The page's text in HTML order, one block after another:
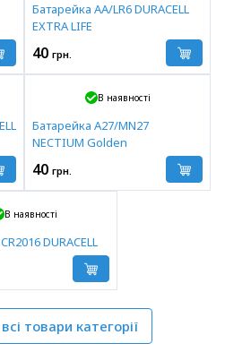
Батарейка AA/LR6 DURACELL
EXTRA LIFE
40 грн.
В наявності
Батарейка A27/MN27
NECTIUM Golden
40 грн.
В наявності
DURACELL
товари категорії